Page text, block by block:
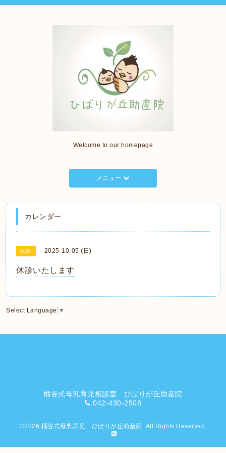
Welcome to our homepage
メニュー
カレンダー
休診 2025-10-05 (日)
休診いたします
Select Language ▼
桶谷式母乳育児相談室 ひばりが丘助産院
042-430-2508
©2026 桶谷式母乳育児 ひばりが丘助産院. All Rights Reserved.